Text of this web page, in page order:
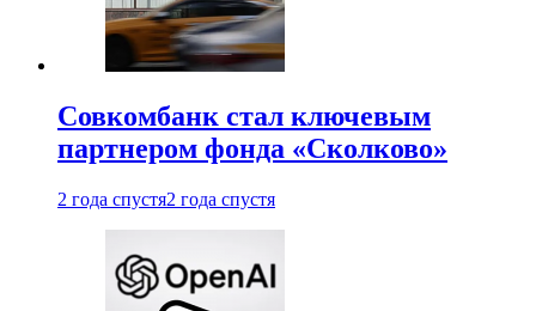
Совкомбанк стал ключевым
партнером фонда «Сколково»
2 года спустя2 года спустя